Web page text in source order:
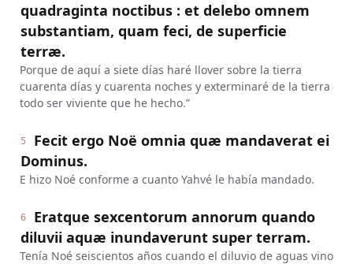
quadraginta noctibus : et delebo omnem
substantiam, quam feci, de superficie
terræ.
Porque de aquí a siete días haré llover sobre la tierra
cuarenta días y cuarenta noches y exterminaré de la tierra
todo ser viviente que he hecho.”
5
Fecit ergo Noë omnia quæ mandaverat ei
Dominus.
E hizo Noé conforme a cuanto Yahvé le había mandado.
6
Eratque sexcentorum annorum quando
diluvii aquæ inundaverunt super terram.
Tenía Noé seiscientos años cuando el diluvio de aguas vino